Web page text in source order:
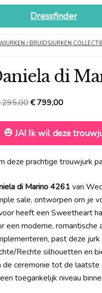
Dressfinder
/ BRUIDSJURKEN
di
Oorspronkelijke
was:
€799,00Huidige
€ 799,00.
JA! Ik wil deze
deze prachtige trouwjurk
di Marino 4261van
sale, ontworpen om je
heeft een Sweetheart
een moderne,
past deze
Rechte silhouetten en
de ceremonie tot de
toegankelijk niveau